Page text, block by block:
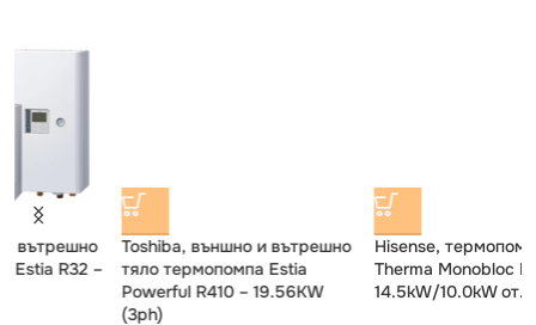
Toshiba, външно и вътрешно
тяло термопомпа Estia
Powerful R410 – 19.56KW
Hisense, термопомпа Hi-
Therma Monobloc R32 –
14.5kW/10.0kW от./охл. 400V